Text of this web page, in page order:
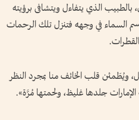
الذي يتفاءل ويتشافى برؤيته
السماء في وجهه فتنزل تلك الرحمات
ويُطَمئن قلب الخائف منا بمجرد النظر
جلدها غليظ، ولحمتها مُرَّة».